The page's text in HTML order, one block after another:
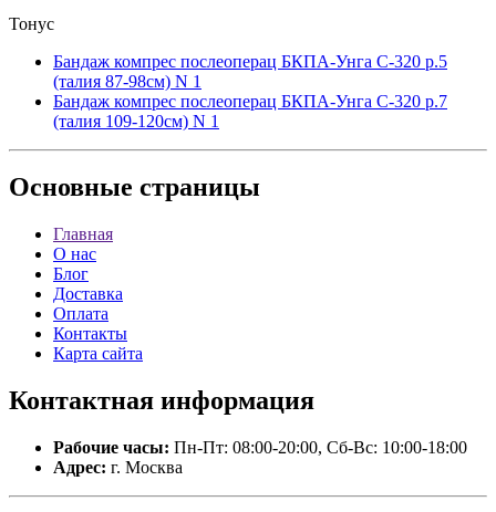
Тонус
Бандаж компрес послеоперац БКПА-Унга С-320 р.5
(талия 87-98см) N 1
Бандаж компрес послеоперац БКПА-Унга С-320 р.7
(талия 109-120см) N 1
Основные страницы
Главная
О нас
Блог
Доставка
Оплата
Контакты
Карта сайта
Контактная информация
Рабочие часы: Пн-Пт: 08:00-20:00, Сб-Вс: 10:00-18:00
Адрес: г. Москва